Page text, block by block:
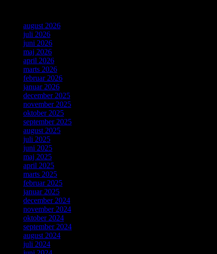
august 2026
juli 2026
juni 2026
maj 2026
april 2026
marts 2026
februar 2026
januar 2026
december 2025
november 2025
oktober 2025
september 2025
august 2025
juli 2025
juni 2025
maj 2025
april 2025
marts 2025
februar 2025
januar 2025
december 2024
november 2024
oktober 2024
september 2024
august 2024
juli 2024